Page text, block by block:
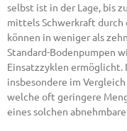
selbst ist in der Lage, bis
mittels Schwerkraft durch
können in weniger als
Standard-Bodenpumpen
Einsatzzyklen ermöglicht.
insbesondere im
welche oft geringere
eines solchen